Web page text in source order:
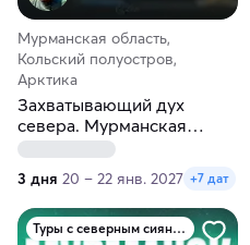
Мурманская область,
Кольский полуостров,
Арктика
Захватывающий дух
севера. Мурманская
область
3 дня 20 – 22 янв. 2027 +7 дат
Туры с северным сиянием